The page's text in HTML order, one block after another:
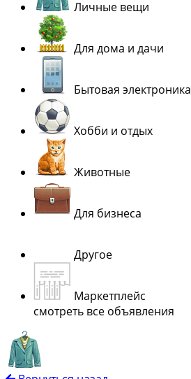
Личные вещи
Для дома и дачи
Бытовая электроника
Хобби и отдых
Животные
Для бизнеса
Другое
Маркетплейс
смотреть все объявления